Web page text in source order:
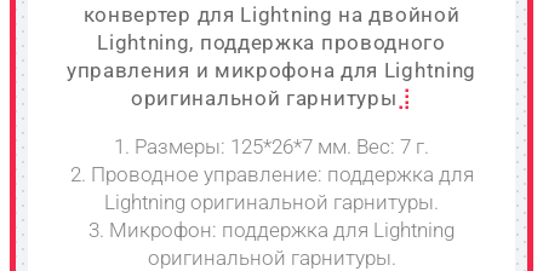
конвертер для Lightning на двойной
Lightning, поддержка проводного
управления и микрофона для Lightning
оригинальной гарнитуры
1. Размеры: 125*26*7 мм. Вес: 7 г.
2. Проводное управление: поддержка для
Lightning оригинальной гарнитуры.
3. Микрофон: поддержка для Lightning
оригинальной гарнитуры.